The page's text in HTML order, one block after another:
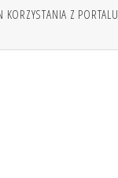
KORZYSTANIA Z PORTALU